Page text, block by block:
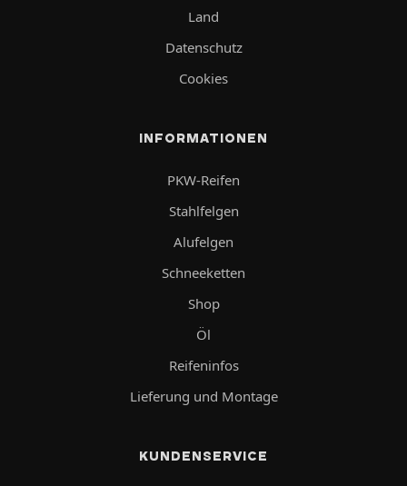
Land
Datenschutz
Cookies
INFORMATIONEN
PKW-Reifen
Stahlfelgen
Alufelgen
Schneeketten
Shop
Öl
Reifeninfos
Lieferung und Montage
KUNDENSERVICE